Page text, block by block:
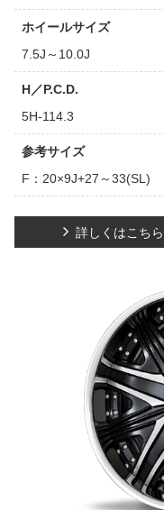
ホイールサイズ
7.5J～10.0J
H／P.C.D.
5H-114.3
参考サイズ
F：20×9J+27～33(SL)
詳しくはこちら